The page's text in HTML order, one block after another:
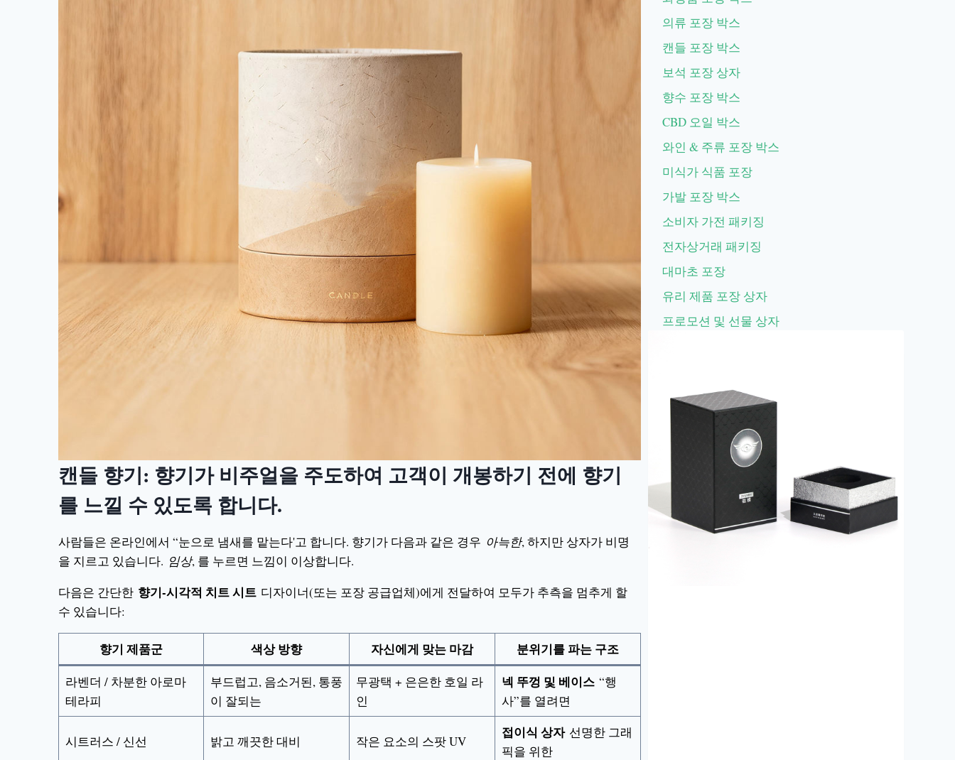
캔들 향기: 향기가 비주얼을 주도하여 고객이 개봉하기 전에 향기
를 느낄 수 있도록 합니다.
사람들은 온라인에서 “눈으로 냄새를 맡는다'고 합니다. 향기가 다음과 같은 경우 아늑한, 하지만 상자가 비명
을 지르고 있습니다. 임상, 를 누르면 느낌이 이상합니다.
다음은 간단한 향기-시각적 치트 시트 디자이너(또는 포장 공급업체)에게 전달하여 모두가 추측을 멈추게 할
수 있습니다:
향기 제품군 색상 방향 자신에게 맞는 마감 분위기를 파는 구조
라벤더 / 차분한 아로마
테라피
부드럽고, 음소거된, 통풍
이 잘되는
무광택 + 은은한 호일 라
인
넥 뚜껑 및 베이스“행
사”를 열려면
시트러스 / 신선 밝고 깨끗한 대비 작은 요소의 스팟 UV
접이식 상자선명한 그래
픽을 위한
의류 포장 박스
캔들 포장 박스
보석 포장 상자
향수 포장 박스
CBD 오일 박스
와인 & 주류 포장 박스
미식가 식품 포장
가발 포장 박스
소비자 가전 패키징
전자상거래 패키징
대마초 포장
유리 제품 포장 상자
프로모션 및 선물 상자